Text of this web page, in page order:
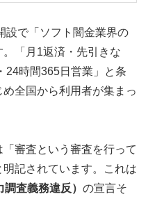
設で「ソフト闇金業界の
「月1返済・先引きな
24時間365日営業」と条
全国から利用者が集まっ
審査という審査を行って
記されています。これは
査義務違反） の宣言そ